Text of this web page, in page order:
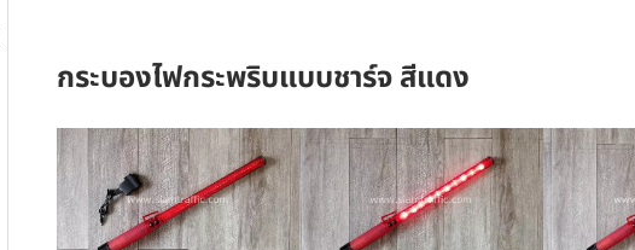
กระบองไฟกระพริบแบบชาร์จ สีแดง